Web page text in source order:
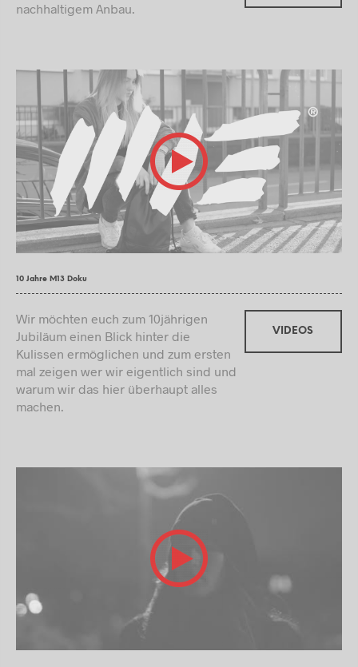
nachhaltigem Anbau.
10 Jahre M13 Doku
Wir möchten euch zum 10jährigen
Jubiläum einen Blick hinter die
Kulissen ermöglichen und zum ersten
mal zeigen wer wir eigentlich sind und
warum wir das hier überhaupt alles
machen.
VIDEOS